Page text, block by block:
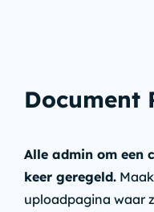
Document
Alle admin om een
keer geregeld.
uploadpagina waar